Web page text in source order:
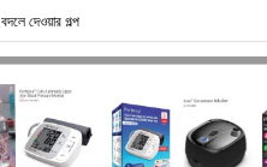
বদলে দেওয়ার গল্প